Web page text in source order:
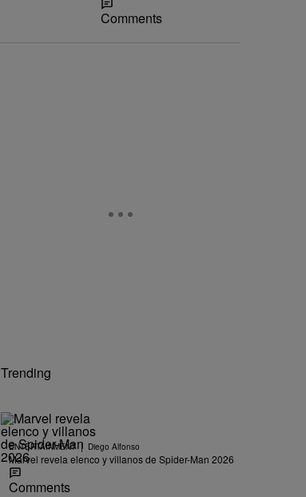
Comments
Trending
ENTERTAINMENT | Diego Alfonso
Marvel revela elenco y villanos de Spider-Man 2026
Comments